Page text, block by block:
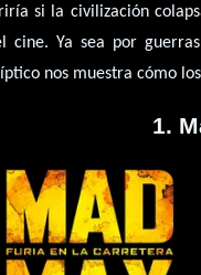
si la civilización
cine. Ya sea por
nos muestra cómo
1.